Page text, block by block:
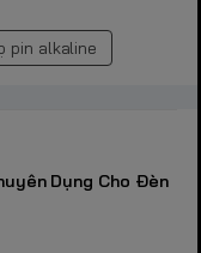
pin alkaline
Dụng Cho Đèn